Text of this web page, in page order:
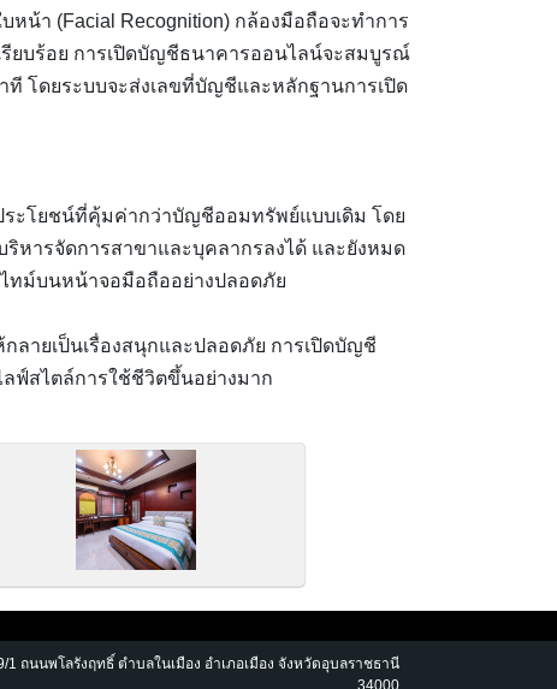
น้า (Facial Recognition) กล้องมือถือจะทำการ
รียบร้อย การเปิดบัญชีธนาคารออนไลน์จะสมบูรณ์
โดยระบบจะส่งเลขที่บัญชีและหลักฐานการเปิด
ระโยชน์ที่คุ้มค่ากว่าบัญชีออมทรัพย์แบบเดิม โดย
หารจัดการสาขาและบุคลากรลงได้ และยังหมด
ไทม์บนหน้าจอมือถืออย่างปลอดภัย
ลายเป็นเรื่องสนุกและปลอดภัย การเปิดบัญชี
ฟ์สไตล์การใช้ชีวิตขึ้นอย่างมาก
ถนนพโลรังฤทธิ์ ตำบลในเมือง อำเภอเมือง จังหวัดอุบลราชธานี
34000